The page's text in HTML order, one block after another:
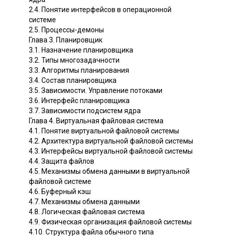
2.4. Понятие интерфейсов в операционной
системе
2.5. Процессы-демоны
Глава 3. Планировщик
3.1. Назначение планировщика
3.2. Типы многозадачности
3.3. Алгоритмы планирования
3.4. Состав планировщика
3.5. Зависимости. Управление потоками
3.6. Интерфейс планировщика
3.7. Зависимости подсистем ядра
Глава 4. Виртуальная файловая система
4.1. Понятие виртуальной файловой системы
4.2. Архитектура виртуальной файловой системы
4.3. Интерфейсы виртуальной файловой системы
4.4. Защита файлов
4.5. Механизмы обмена данными в виртуальной
файловой системе
4.6. Буферный кэш
4.7. Механизмы обмена данными
4.8. Логическая файловая система
4.9. Физическая организация файловой системы
4.10. Структура файла обычного типа